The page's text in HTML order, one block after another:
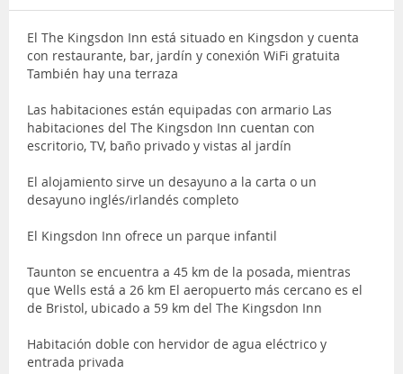
El The Kingsdon Inn está situado en Kingsdon y cuenta
con restaurante, bar, jardín y conexión WiFi gratuita
También hay una terraza
Las habitaciones están equipadas con armario Las
habitaciones del The Kingsdon Inn cuentan con
escritorio, TV, baño privado y vistas al jardín
El alojamiento sirve un desayuno a la carta o un
desayuno inglés/irlandés completo
El Kingsdon Inn ofrece un parque infantil
Taunton se encuentra a 45 km de la posada, mientras
que Wells está a 26 km El aeropuerto más cercano es el
de Bristol, ubicado a 59 km del The Kingsdon Inn
Habitación doble con hervidor de agua eléctrico y
entrada privada